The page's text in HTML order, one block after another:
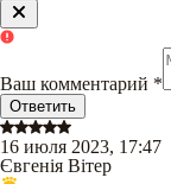
Ваш комментарий *
Ответить
16 июля 2023, 17:47
Євгенія Вітер